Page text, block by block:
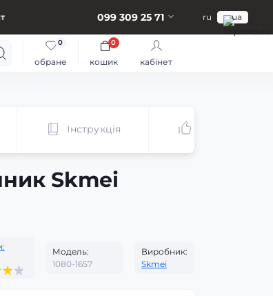
099 309 25 71 ru ua
обране
0
кошик
0
кабінет
Інструкція
Skmei
Модель:
1080-1657
Виробник:
Skmei